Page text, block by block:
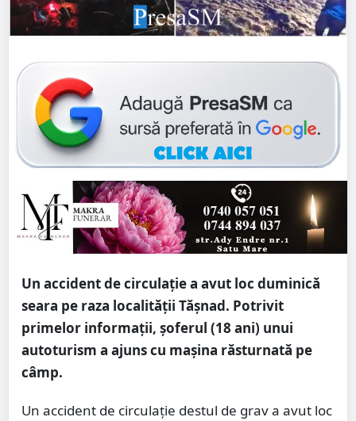
Un accident de circulație a avut loc duminică
seara pe raza localității Tășnad. Potrivit
primelor informații, șoferul (18 ani) unui
autoturism a ajuns cu mașina răsturnată pe
câmp.
Un accident de circulație destul de grav a avut loc